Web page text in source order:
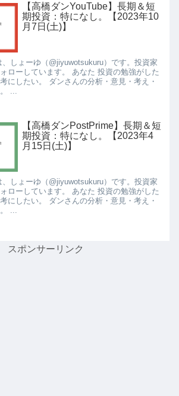
【高橋ダンYouTube】長期＆短
期投資：特になし。【2023年10
月7日(土)】
、しょーゆ（@jiyuwotsukuru）です。投資家
ローしています。 あなた 投資の勉強がした
にしたい。 ダンさんの分析・意見・考え・
...
【高橋ダンPostPrime】長期＆短
期投資：特になし。【2023年4
月15日(土)】
、しょーゆ（@jiyuwotsukuru）です。投資家
ローしています。 あなた 投資の勉強がした
にしたい。 ダンさんの分析・意見・考え・
...
スポンサーリンク